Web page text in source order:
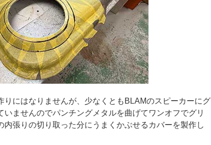
りにはなりませんが、少なくともBLAMのスピーカーにグ
いませんのでパンチングメタルを曲げてワンオフでグリ
内張りの切り取った分にうまくかぶせるカバーを製作し